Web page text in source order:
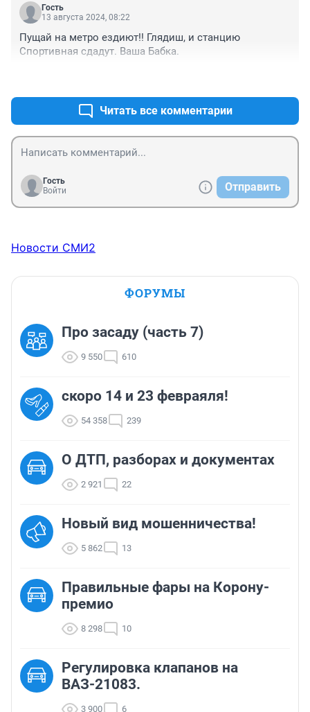
Гость
13 августа 2024, 08:22
Пущай на метро ездиют!! Глядиш, и станцию
Спортивная сдадут. Ваша Бабка.
Читать все комментарии
Гость
Войти
Отправить
Новости СМИ2
ФОРУМЫ
Про засаду (часть 7)
9 550 610
скоро 14 и 23 февраяля!
54 358 239
О ДТП, разборах и документах
2 921 22
Новый вид мошенничества!
5 862 13
Правильные фары на Корону-
премио
8 298 10
Регулировка клапанов на
ВАЗ-21083.
3 900 6